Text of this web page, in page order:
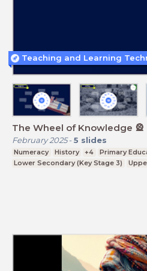
The Wheel of Knowledge 🎡
February 2025- 5 slides
Numeracy History +4
Primary
Lower Secondary (Key Stage 3)
Teaching and Learning